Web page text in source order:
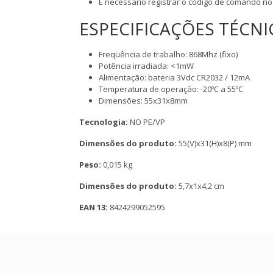
ESPECIFICAÇÕES
Freqüência de trabalho: 868Mhz (fixo)
Potência irradiada: <1mW
Alimentação: bateria 3Vdc CR2032 / 12mA
Temperatura de operação: -20ºC a 55ºC
Dimensões: 55x31x8mm
Tecnologia: NO PE/VP
Dimensões do produto: 55(V)x31(H)x8(P) mm
Peso: 0,015 kg
Dimensões do produto: 5,7x1x4,2 cm
EAN 13: 8424299052595